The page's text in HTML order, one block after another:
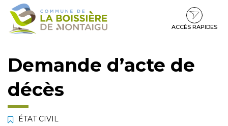
Gestion des traceurs
Aller
Aller
contenu
Aller
pied
ACCÈS RAPIDES
Demande d’acte de
décès
ÉTAT CIVIL